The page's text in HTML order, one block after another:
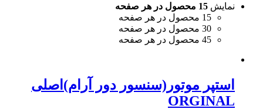
نمایش 15 محصول در هر صفحه
15 محصول در هر صفحه
30 محصول در هر صفحه
45 محصول در هر صفحه
استپر موتور(سنسور دور آرام)اصلی
ORGINAL